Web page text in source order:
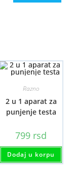
Razno
2 u 1 aparat za
punjenje testa
799 rsd
Dodaj u korpu